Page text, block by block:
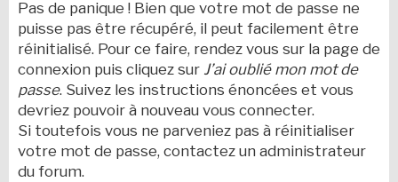
Pas de panique ! Bien que votre mot de passe ne
puisse pas être récupéré, il peut facilement être
réinitialisé. Pour ce faire, rendez vous sur la page de
connexion puis cliquez sur J’ai oublié mon mot de
passe. Suivez les instructions énoncées et vous
devriez pouvoir à nouveau vous connecter.
Si toutefois vous ne parveniez pas à réinitialiser
votre mot de passe, contactez un administrateur
du forum.